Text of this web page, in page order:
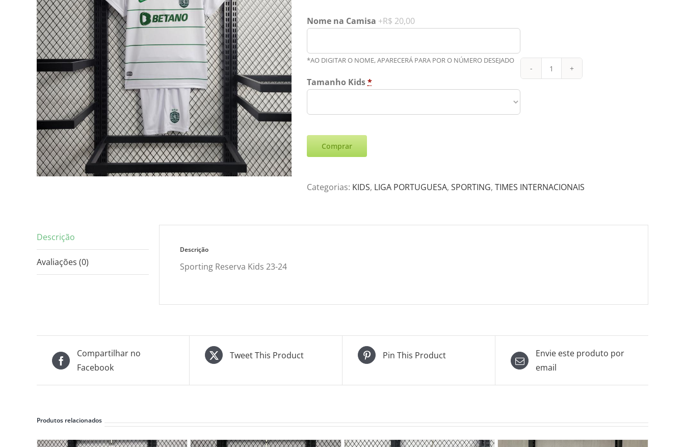
Nome na Camisa +R$ 20,00
*AO DIGITAR O NOME, APARECERÁ PARA POR O NÚMERO DESEJADO
Tamanho Kids*
Sporting
Comprar
Categorias: KIDS, LIGA PORTUGUESA, SPORTING, TIMES INTERNACIONAIS
Descrição
Avaliações (0)
Descrição
Sporting Reserva Kids 23-24
Compartilhar no
Facebook
Tweet This Product Pin This Product
Envie este produto por
email
Produtos relacionados